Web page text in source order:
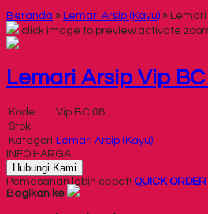
Beranda » Lemari Arsip (Kayu) » Lemari
click image to preview activate
Lemari Arsip Vip BC
Kode
Vip BC 08
Stok
Kategori Lemari Arsip (Kayu)
INFO HARGA
Hubungi Kami
Pemesanan lebih cepat! QUICK ORDER
Bagikan ke